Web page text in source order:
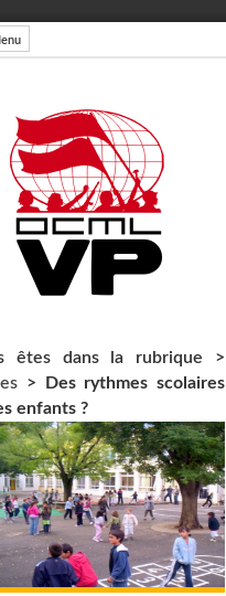
êtes dans la rubrique >
>
Des rythmes scolaires
enfants ?